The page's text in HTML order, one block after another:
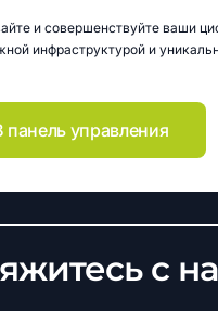
и совершенствуйте ваши
инфраструктурой и
панель управления
с